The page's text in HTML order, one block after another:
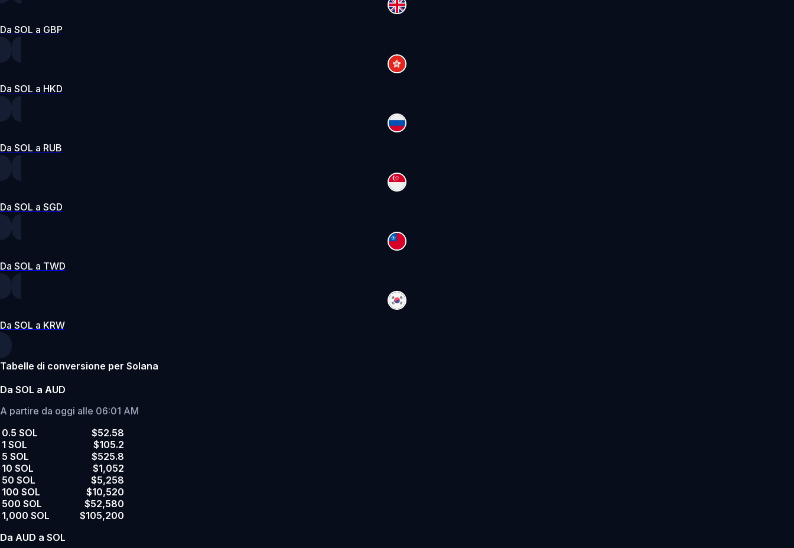
Da SOL a GBP
Da SOL a HKD
Da SOL a RUB
Da SOL a SGD
Da SOL a TWD
Da SOL a KRW
Tabelle di conversione per Solana
Da SOL a AUD
A partire da oggi alle 06:01 AM
0.5 SOL
$52.58
1 SOL
$105.2
5 SOL
$525.8
10 SOL
$1,052
50 SOL
$5,258
100 SOL
$10,520
500 SOL
$52,580
1,000 SOL
$105,200
Da AUD a SOL